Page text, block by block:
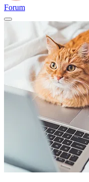
Forum